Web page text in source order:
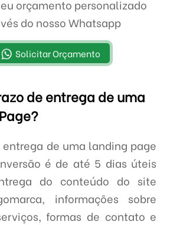
orçamento personalizado
do nosso Whatsapp
Solicitar Orçamento
de entrega de uma
entrega de uma landing page
é de até 5 dias úteis
do conteúdo do site
informações sobre
formas de contato e